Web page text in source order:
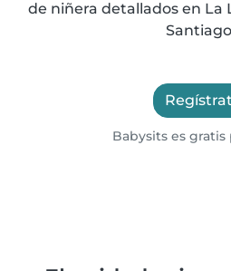
de niñera detallados en La
Babysits es gratis